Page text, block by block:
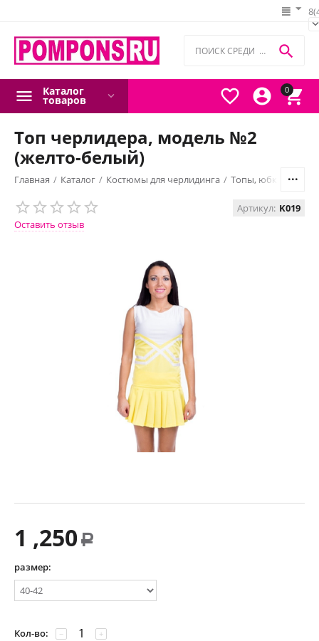
0




Каталог
товаров
Топ черлидера, модель №2
(желто-белый)
Главная / Каталог / Костюмы для черлидинга / Топы, юбки, шорты
Оставить отзыв
Артикул: K019
1 ,250 Р
размер:
Кол-во: +
−